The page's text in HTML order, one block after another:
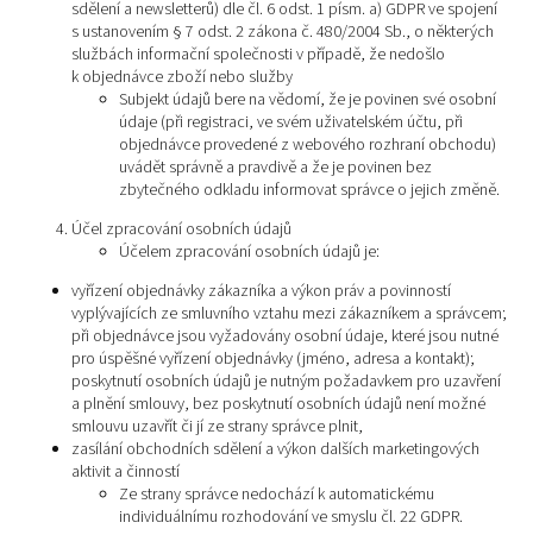
sdělení a newsletterů) dle čl. 6 odst. 1 písm. a) GDPR ve spojení
s ustanovením § 7 odst. 2 zákona č. 480/2004 Sb., o některých
službách informační společnosti v případě, že nedošlo
k objednávce zboží nebo služby
Subjekt údajů bere na vědomí, že je povinen své osobní
údaje (při registraci, ve svém uživatelském účtu, při
objednávce provedené z webového rozhraní obchodu)
uvádět správně a pravdivě a že je povinen bez
zbytečného odkladu informovat správce o jejich změně.
Účel zpracování osobních údajů
Účelem zpracování osobních údajů je:
vyřízení objednávky zákazníka a výkon práv a povinností
vyplývajících ze smluvního vztahu mezi zákazníkem a správcem;
při objednávce jsou vyžadovány osobní údaje, které jsou nutné
pro úspěšné vyřízení objednávky (jméno, adresa a kontakt);
poskytnutí osobních údajů je nutným požadavkem pro uzavření
a plnění smlouvy, bez poskytnutí osobních údajů není možné
smlouvu uzavřít či jí ze strany správce plnit,
zasílání obchodních sdělení a výkon dalších marketingových
aktivit a činností
Ze strany správce nedochází k automatickému
individuálnímu rozhodování ve smyslu čl. 22 GDPR.